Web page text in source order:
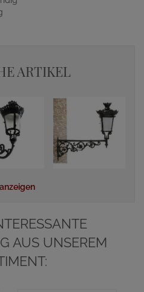
ARTIKEL
AUS UNSEREM